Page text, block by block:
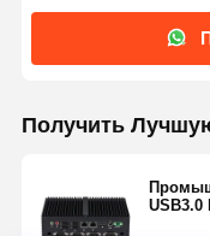
Получить
USB3.0